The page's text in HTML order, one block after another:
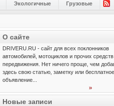
Экологичные Грузовые
О сайте
DRIVERU.RU - сайт для всех поклонников
автомобилей, мотоциклов и прочих средств
передвижения. Нет ничего проще, чем
здесь свою статью, заметку или бесплатное
объявление...
»
Новые записи